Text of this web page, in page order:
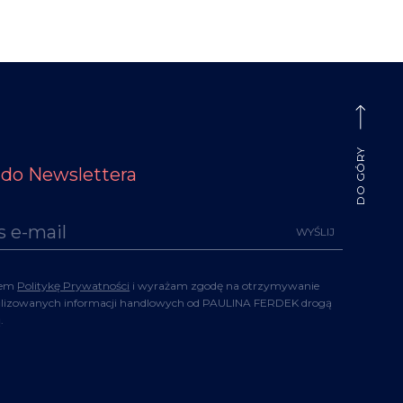
DO GÓRY
Newslettera
Politykę Prywatności i wyrażam zgodę na otrzymywanie
informacji handlowych od PAULINA FERDEK drogą